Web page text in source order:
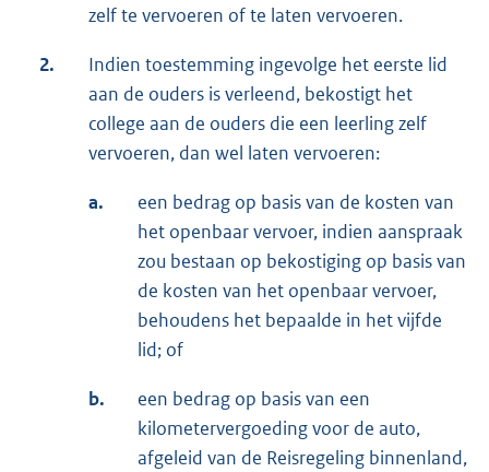
zelf te vervoeren of te laten vervoeren.
2.
Indien toestemming ingevolge het eerste lid
aan de ouders is verleend, bekostigt het
college aan de ouders die een leerling zelf
vervoeren, dan wel laten vervoeren:
a.
een bedrag op basis van de kosten van
het openbaar vervoer, indien aanspraak
zou bestaan op bekostiging op basis van
de kosten van het openbaar vervoer,
behoudens het bepaalde in het vijfde
lid; of
b.
een bedrag op basis van een
kilometervergoeding voor de auto,
afgeleid van de Reisregeling binnenland,